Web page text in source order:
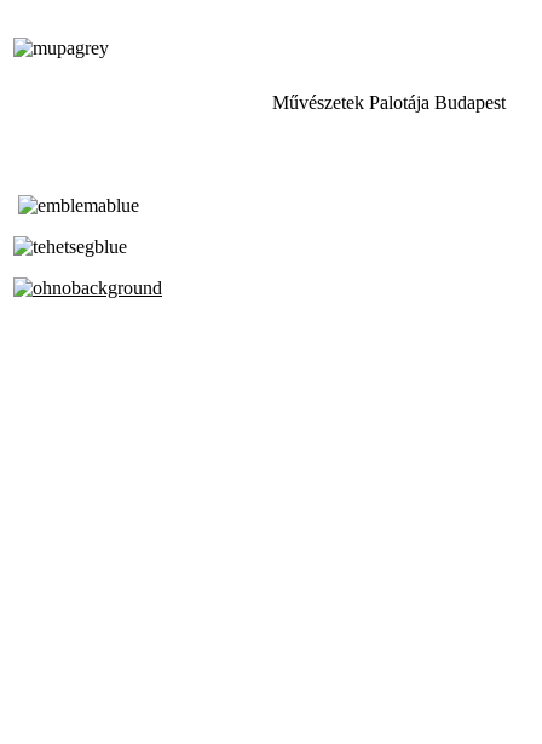
Művészetek Palotája Budapest